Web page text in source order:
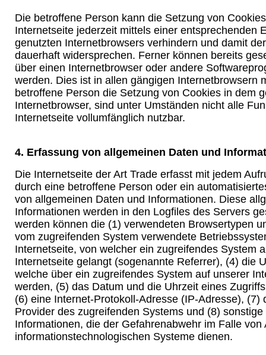
Die betroffene Person kann die Setzung von
Internetseite jederzeit mittels einer entsprechenden
genutzten Internetbrowsers verhindern und damit
dauerhaft widersprechen. Ferner können bereits
über einen Internetbrowser oder andere
werden. Dies ist in allen gängigen Internetbrowsern
betroffene Person die Setzung von Cookies in dem
Internetbrowser, sind unter Umständen nicht alle
Internetseite vollumfänglich nutzbar.
4. Erfassung von allgemeinen Daten und
Die Internetseite der Art Trade erfasst mit jedem
durch eine betroffene Person oder ein
von allgemeinen Daten und Informationen. Diese
Informationen werden in den Logfiles des Servers
werden können die (1) verwendeten Browsertypen
vom zugreifenden System verwendete
Internetseite, von welcher ein zugreifendes System
Internetseite gelangt (sogenannte Referrer), (4) die
welche über ein zugreifendes System auf unserer
werden, (5) das Datum und die Uhrzeit eines
(6) eine Internet-Protokoll-Adresse (IP-Adresse), (7)
Provider des zugreifenden Systems und (8)
Informationen, die der Gefahrenabwehr im Falle von
informationstechnologischen Systeme dienen.